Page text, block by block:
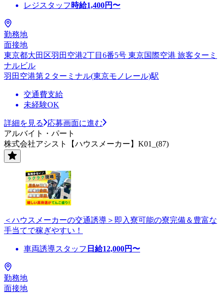
レジスタッフ 時給1,400円〜
勤務地
面接地
東京都大田区羽田空港2丁目6番5号 東京国際空港 旅客ターミ
ナルビル
羽田空港第２ターミナル(東京モノレール)駅
交通費支給
未経験OK
詳細を見る
応募画面に進む
アルバイト・パート
株式会社アシスト【ハウスメーカー】K01_(87)
＜ハウスメーカーの交通誘導＞即入寮可能の寮完備＆豊富な
手当てで稼ぎやすい！
車両誘導スタッフ 日給12,000円〜
勤務地
面接地